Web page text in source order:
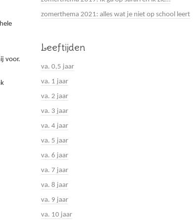
voor.
zomerthema 2021: alles wat je niet op school leert
Leeftijden
va. 0,5 jaar
va. 1 jaar
va. 2 jaar
va. 3 jaar
va. 4 jaar
va. 5 jaar
va. 6 jaar
va. 7 jaar
va. 8 jaar
va. 9 jaar
va. 10 jaar